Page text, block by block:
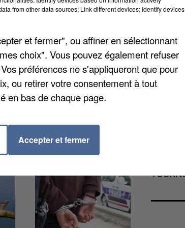
et passer ainsi sous la
qui ne sont pas
scolaire ou qui ne sont
élèves non-boursiers et
global de près de 4,5
Durovray, souligne un
from other data sources; Link different devices; Identify devices
et fermer", ou affiner en sélectionnant
choix". Vous pouvez également refuser
préférences ne s'appliqueront que pour
ou retirer votre consentement à tout
en bas de chaque page.
Accepter et fermer